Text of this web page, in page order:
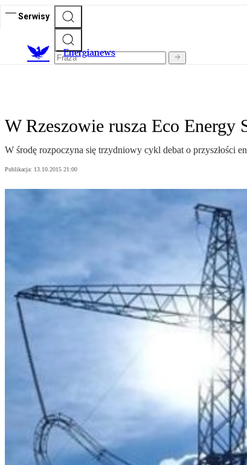
Serwisy
Energianews
W Rzeszowie rusza Eco Energy
W środę rozpoczyna się trzydniowy cykl debat o przyszłości
Publikacja: 13.10.2015 21:00